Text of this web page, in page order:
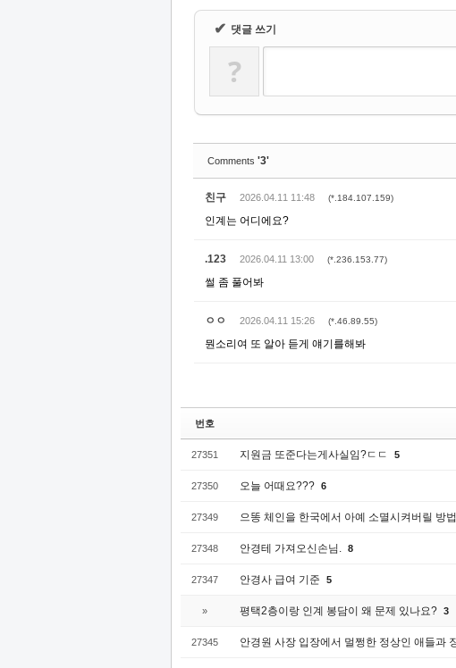
✔ 댓글 쓰기
?
Comments '3'
친구 2026.04.11 11:48 (*.184.107.159)
인계는 어디에요?
.123 2026.04.11 13:00 (*.236.153.77)
썰 좀 풀어봐
ㅇㅇ 2026.04.11 15:26 (*.46.89.55)
뭔소리여 또 알아 듣게 얘기를해봐
번호
27351 지원금 또준다는게사실임?ㄷㄷ 5
27350 오늘 어때요??? 6
27349 으똥 체인을 한국에서 아예 소멸시켜버릴 방
27348 안경테 가져오신손님. 8
27347 안경사 급여 기준 5
» 평택2층이랑 인계 봉담이 왜 문제 있나요? 3
27345 안경원 사장 입장에서 멀쩡한 정상인 애들과